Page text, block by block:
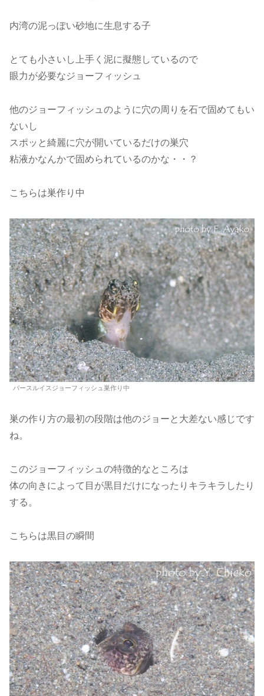
内湾の泥っぽい砂地に生息する子
とても小さいし上手く泥に擬態しているので
眼力が必要なジョーフィッシュ
他のジョーフィッシュのように穴の周りを石で固めてもい
ないし
スポッと綺麗に穴が開いているだけの巣穴
粘液かなんかで固められているのかな・・？
こちらは巣作り中
バースルイスジョーフィッシュ巣作り中
巣の作り方の最初の段階は他のジョーと大差ない感じです
ね。
このジョーフィッシュの特徴的なところは
体の向きによって目が黒目だけになったりキラキラしたり
する。
こちらは黒目の瞬間